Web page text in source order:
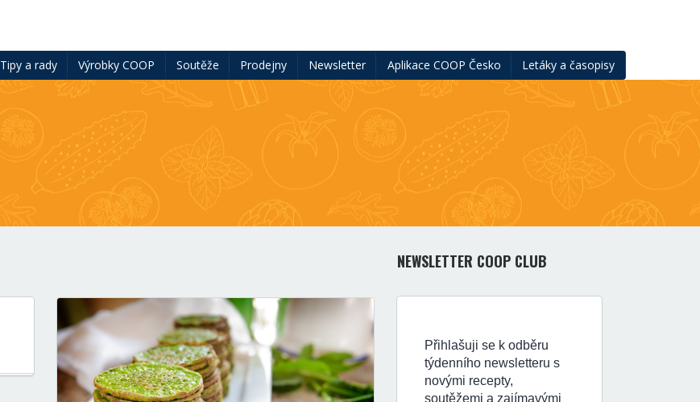
Tipy a rady Výrobky COOP Soutěže Prodejny Newsletter Aplikace COOP Česko Letáky a časopisy
NEWSLETTER COOP CLUB